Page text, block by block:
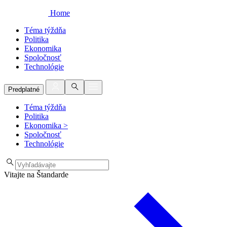
Home
Téma týždňa
Politika
Ekonomika
Spoločnosť
Technológie
Predplatné
Téma týždňa
Politika
Ekonomika >
Spoločnosť
Technológie
Vitajte na Štandarde